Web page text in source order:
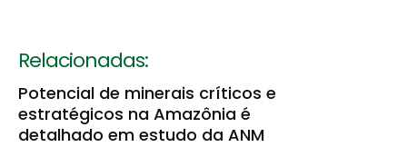
Relacionadas:
Potencial de minerais críticos e
estratégicos na Amazônia é
detalhado em estudo da ANM